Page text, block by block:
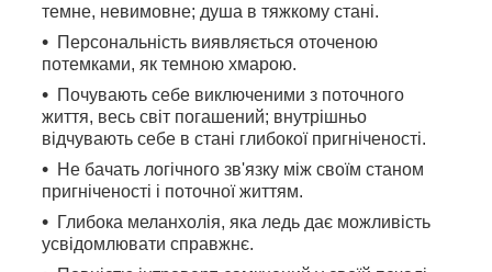
темне, невимовне; душа в тяжкому стані.
Персональність виявляється оточеною
потемками, як темною хмарою.
Почувають себе виключеними з поточного
життя, весь світ погашений; внутрішньо
відчувають себе в стані глибокої пригніченості.
Не бачать логічного зв'язку між своїм станом
пригніченості і поточної життям.
Глибока меланхолія, яка ледь дає можливість
усвідомлювати справжнє.